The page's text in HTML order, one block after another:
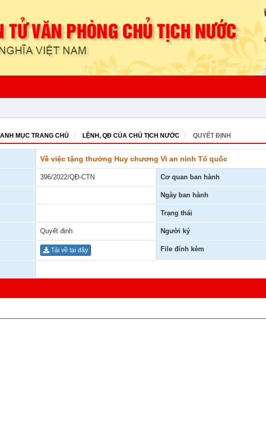
MỤC TRANG CHỦ LỆNH, QĐ CỦA CHỦ TỊCH NƯỚC QUYẾT ĐỊNH
Về việc tặng thưởng Huy chương Vì an ninh Tổ quốc
396/2022/QĐ-CTN Cơ quan ban hành
Ngày ban hành
Trạng thái
Quyết định Người ký
Tải về tại đây File đính kèm